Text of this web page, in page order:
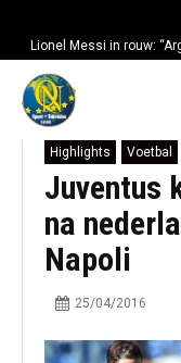
Lionel Messi in rouw:
leeftijd
Highlights Voetbal
Juventus
na
Napoli
25/04/2016